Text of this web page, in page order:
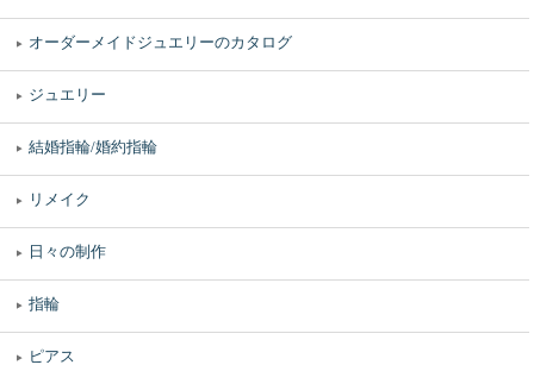
オーダーメイドジュエリーのカタログ
ジュエリー
結婚指輪/婚約指輪
リメイク
日々の制作
指輪
ピアス